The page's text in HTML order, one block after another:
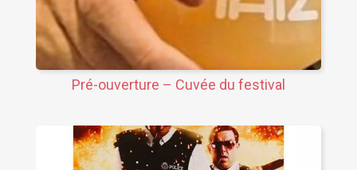
Pré-ouverture – Cuvée du festival